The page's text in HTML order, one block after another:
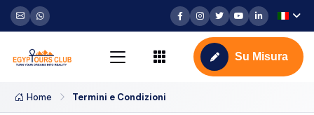
Su Misura
Home Termini e Condizioni